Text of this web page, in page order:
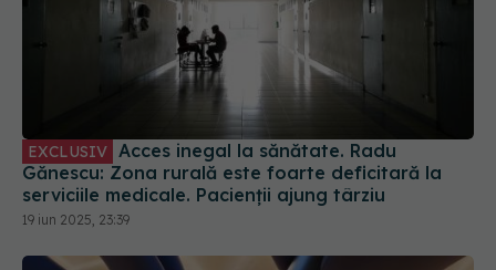
EXCLUSIV
Gănescu: Zona rurală este foarte deficitară la
serviciile medicale. Pacienții ajung târziu
19 iun 2025, 23:39